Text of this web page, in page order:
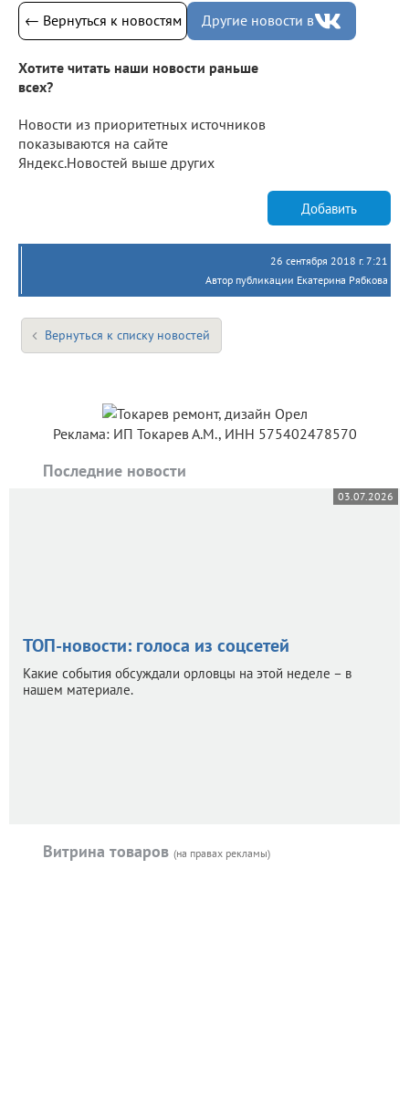
← Вернуться к новостям Другие новости в
Хотите читать наши новости раньше
всех?
Новости из приоритетных источников
показываются на сайте
Яндекс.Новостей выше других
Добавить
26 сентября 2018 г. 7:21
Автор публикации Екатерина Рябкова
Вернуться к списку новостей
Реклама: ИП Токарев А.М., ИНН 575402478570
Последние новости
03.07.2026
ТОП-новости: голоса из соцсетей
Какие события обсуждали орловцы на этой неделе – в
нашем материале.
Витрина товаров (на правах рекламы)